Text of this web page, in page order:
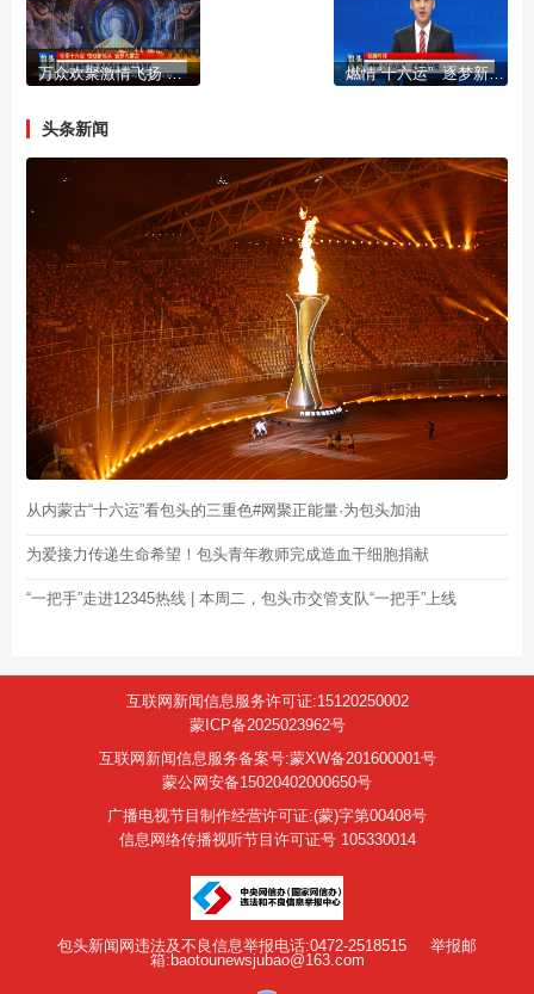
万众欢聚激情飞扬 体育盛会燃动包头盛夏夜 燃情“十六运” 逐梦新征程
头条新闻
从内蒙古“十六运”看包头的三重色#网聚正能量·为包头加油
为爱接力传递生命希望！包头青年教师完成造血干细胞捐献
“一把手”走进12345热线 | 本周二，包头市交管支队“一把手”上线
互联网新闻信息服务许可证:15120250002
蒙ICP备2025023962号
互联网新闻信息服务备案号:蒙XW备201600001号
蒙公网安备15020402000650号
广播电视节目制作经营许可证:(蒙)字第00408号
信息网络传播视听节目许可证号 105330014
包头新闻网违法及不良信息举报电话:0472-2518515
举报邮
箱:baotounewsjubao@163.com